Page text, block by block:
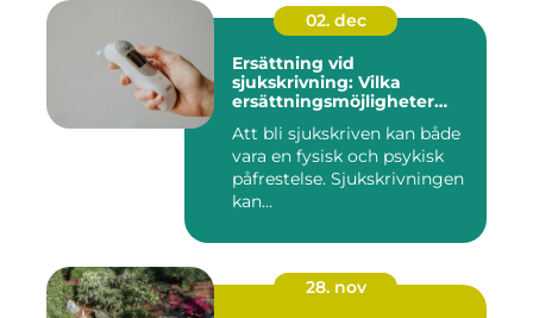
02. dec
Ersättning vid
sjukskrivning: Vilka
ersättningsmöjligheter
Att bli sjukskriven kan både
vara en fysisk och psykisk
påfrestelse. Sjukskrivningen
kan...
28. nov